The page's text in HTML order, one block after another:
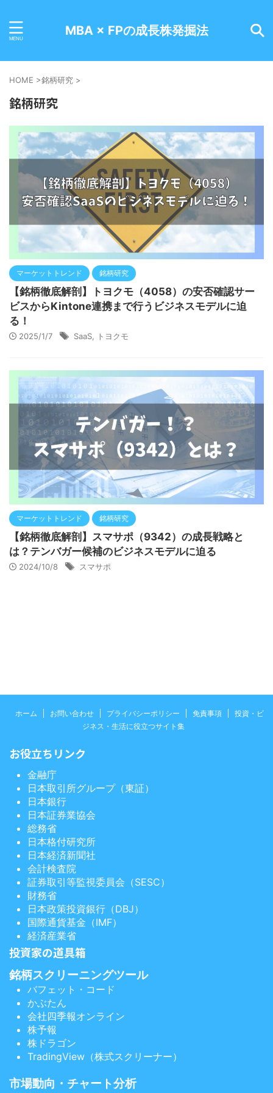
MBA × FPの成長株発掘法
HOME >銘柄研究 >
銘柄研究
マーケットトレンド 銘柄研究
【銘柄徹底解剖】トヨクモ（4058）の安否確認サー
ビスからKintone連携まで行うビジネスモデルに迫
る！
2025/1/7 SaaS, トヨクモ
マーケットトレンド 銘柄研究
【銘柄徹底解剖】スマサポ（9342）の成長戦略と
は？テンバガー候補のビジネスモデルに迫る
2024/10/8 スマサポ
ホーム お問い合わせ プライバシーポリシー 免責事項
投資・ビ
ジネス・生活に役立つサイト集
お役立ちリンク
金融庁
日本取引所グループ（東証）
日本銀行
日本証券業協会
総務省
日本格付研究所
日本経済新聞社
会計検査院
証券取引等監視委員会（SESC）
財務省
日本政策投資銀行（DBJ）
国際通貨基金（IMF）
経済産業省
投資家の道具箱
銘柄スクリーニングツール
バフェット・コード
かぶたん
会社四季報オンライン
株予報
株ドラゴン
TradingView（株式スクリーナー）
市場動向・チャート分析